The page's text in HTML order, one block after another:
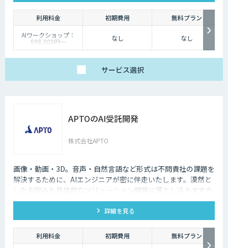
利用料金 初期費用
無料プラン
AIワークショップ：
698,000円〜
PoC開発：4,800,000
なし なし
サービス選択
APTOのAI受託開発
株式会社APTO
画像・動画・3D。音声・自然言語など形式は不問貴社の課題を
解決するために、AIエンジニアが密に伴走いたします。漠然と
したお悩みも具体的なソリューション開発に落とし込みますの
で、お気軽にご相談ください。
詳細を見る
利用料金 初期費用
無料プラン